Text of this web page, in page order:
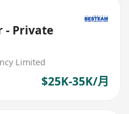
Limited
$25K-35K/月